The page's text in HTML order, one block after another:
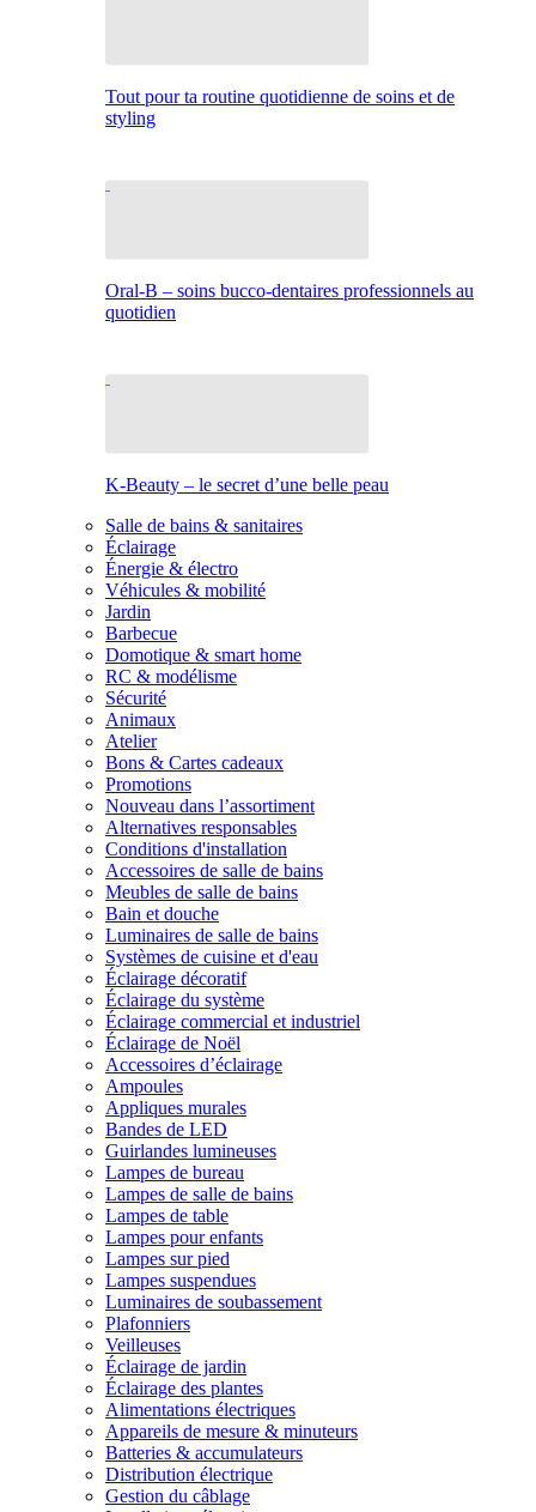
Tout pour ta routine quotidienne de soins et de
styling
Oral-B – soins bucco-dentaires professionnels au
quotidien
K-Beauty – le secret d’une belle peau
Salle de bains & sanitaires
Éclairage
Énergie & électro
Véhicules & mobilité
Jardin
Barbecue
Domotique & smart home
RC & modélisme
Sécurité
Animaux
Atelier
Bons & Cartes cadeaux
Promotions
Nouveau dans l’assortiment
Alternatives responsables
Conditions d'installation
Accessoires de salle de bains
Meubles de salle de bains
Bain et douche
Luminaires de salle de bains
Systèmes de cuisine et d'eau
Éclairage décoratif
Éclairage du système
Éclairage commercial et industriel
Éclairage de Noël
Accessoires d’éclairage
Ampoules
Appliques murales
Bandes de LED
Guirlandes lumineuses
Lampes de bureau
Lampes de salle de bains
Lampes de table
Lampes pour enfants
Lampes sur pied
Lampes suspendues
Luminaires de soubassement
Plafonniers
Veilleuses
Éclairage de jardin
Éclairage des plantes
Alimentations électriques
Appareils de mesure & minuteurs
Batteries & accumulateurs
Distribution électrique
Gestion du câblage